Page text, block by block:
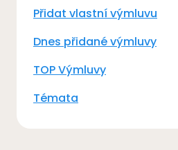
Přidat vlastní výmluvu
Dnes přidané výmluvy
TOP Výmluvy
Témata